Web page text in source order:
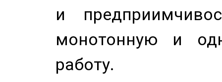
и
монотонную и
работу.